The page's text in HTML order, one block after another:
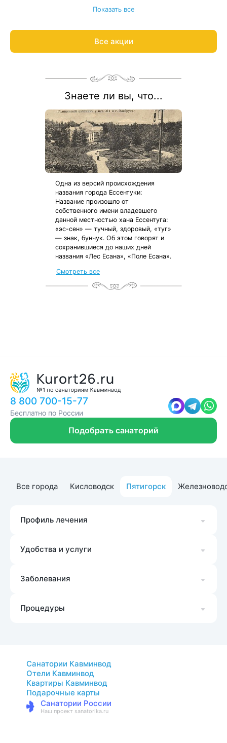
Скидка по данной акции не суммируется с другими
27 декабря 2026.
Рассчитаем цену со скидкой и забронируем отдых по акции:
Показать все
Все акции
Знаете ли вы, что...
Одна из версий происхождения
названия города Ессентуки:
Название произошло от
собственного имени владевшего
данной местностью хана Ессентуга:
«эс-сен» — тучный, здоровый, «туг»
— знак, бунчук. Об этом говорят и
сохранившиеся до наших дней
названия «Лес Есана», «Поле Есана».
Смотреть все
от местных жителей
с чек-листом
и туристической картой
8 800 700-15-77
Бесплатно по России
Подобрать санаторий
Все города Кисловодск Пятигорск
Профиль лечения
Удобства и услуги
Заболевания
Процедуры
Санатории Кавминвод
Отели Кавминвод
Квартиры Кавминвод
Подарочные карты
Санатории России
Наш проект sanatorika.ru